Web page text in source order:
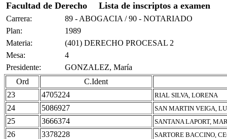
Facultad de Derecho Lista de inscriptos a examen
Carrera:
89 - ABOGACIA / 90 - NOTARIADO
Plan:
1989
Materia:
(401) DERECHO PROCESAL 2
Mesa:
4
Presidente:
GONZALEZ, María
Ord
C.Ident
23
4705224 RIAL SILVA, LORENA
24 5086927 SAN MARTIN VEIGA,
25 3666374 SANTANA LAPORT,
26 3378228 SARTORE BACCINO,